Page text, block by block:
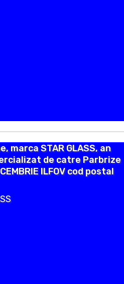
marca STAR GLASS, an
de catre Parbrize
ILFOV cod postal